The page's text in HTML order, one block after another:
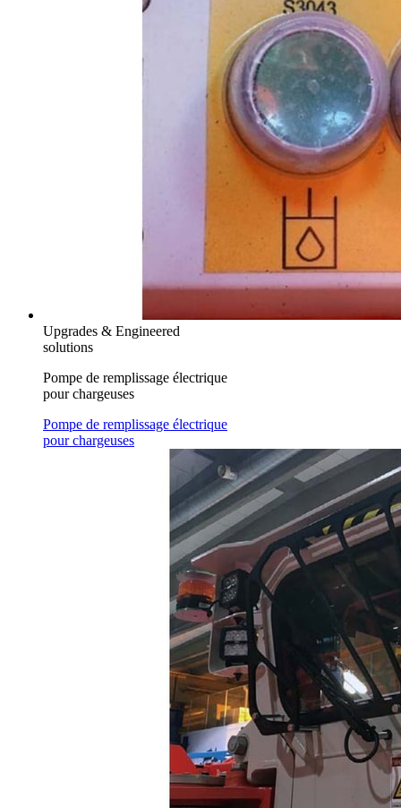
Upgrades & Engineered
solutions
Pompe de remplissage électrique
pour chargeuses
Pompe de remplissage électrique
pour chargeuses